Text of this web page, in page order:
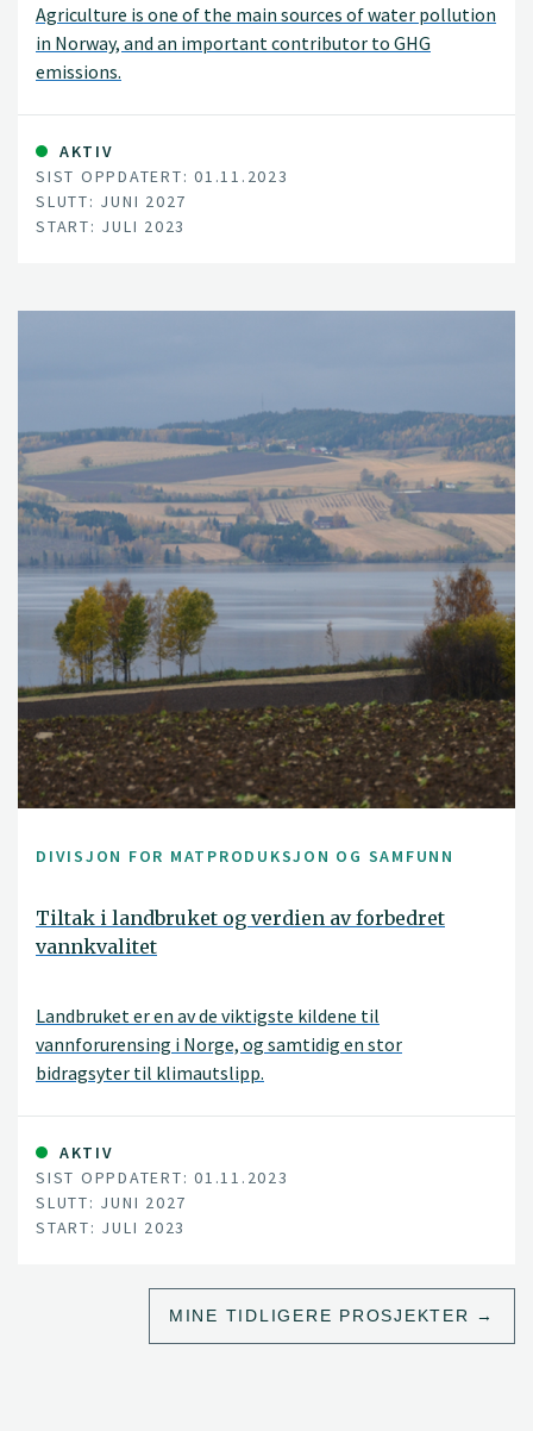
Agriculture is one of the main sources of water pollution
in Norway, and an important contributor to GHG
emissions.
AKTIV
SIST OPPDATERT: 01.11.2023
SLUTT: JUNI 2027
START: JULI 2023
DIVISJON FOR MATPRODUKSJON OG SAMFUNN
Tiltak i landbruket og verdien av forbedret
vannkvalitet
Landbruket er en av de viktigste kildene til
vannforurensing i Norge, og samtidig en stor
bidragsyter til klimautslipp.
AKTIV
SIST OPPDATERT: 01.11.2023
SLUTT: JUNI 2027
START: JULI 2023
MINE TIDLIGERE PROSJEKTER